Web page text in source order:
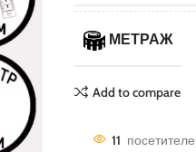
МЕТРАЖ
Add to compare
11